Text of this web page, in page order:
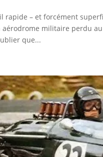
rapide – et forcément
aérodrome militaire perdu
que...